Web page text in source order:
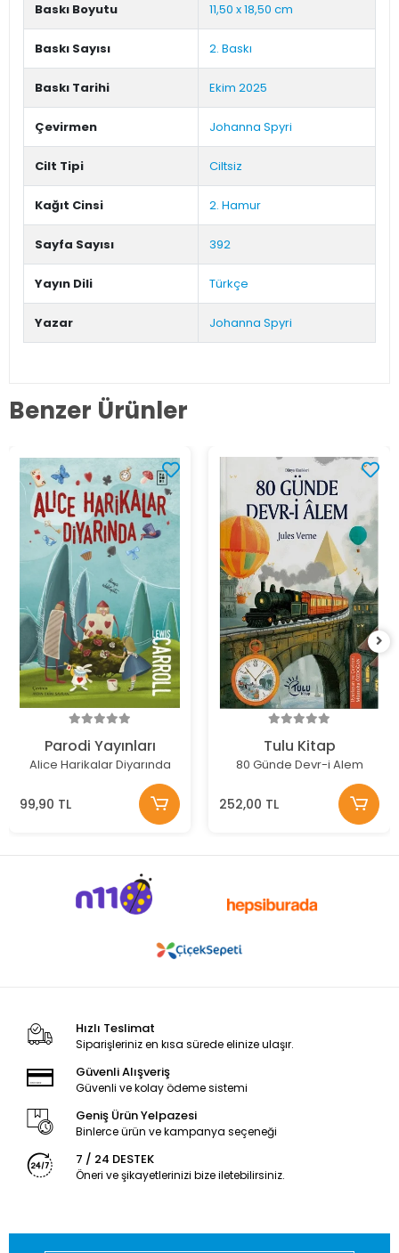
Baskı Boyutu 11,50 x 18,50 cm
Baskı Sayısı 2. Baskı
Baskı Tarihi Ekim 2025
Çevirmen Johanna Spyri
Cilt Tipi Ciltsiz
Kağıt Cinsi 2. Hamur
Sayfa Sayısı 392
Yayın Dili Türkçe
Yazar Johanna Spyri
Benzer Ürünler
Parodi Yayınları
Alice Harikalar Diyarında
99,90 TL
Tulu Kitap
80 Günde Devr-i Alem
252,00 TL
Hızlı Teslimat
Siparişleriniz en kısa sürede elinize ulaşır.
Güvenli Alışveriş
Güvenli ve kolay ödeme sistemi
Geniş Ürün Yelpazesi
Binlerce ürün ve kampanya seçeneği
7 / 24 DESTEK
Öneri ve şikayetlerinizi bize iletebilirsiniz.